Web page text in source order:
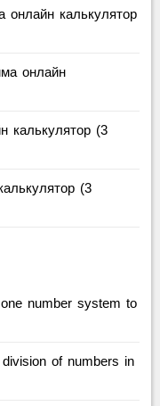
онлайн калькулятор
онлайн
калькулятор (3
(3
number system to
of numbers in